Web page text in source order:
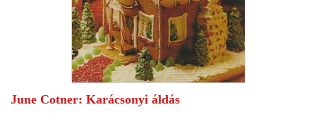
June Cotner: Karácsonyi áldás